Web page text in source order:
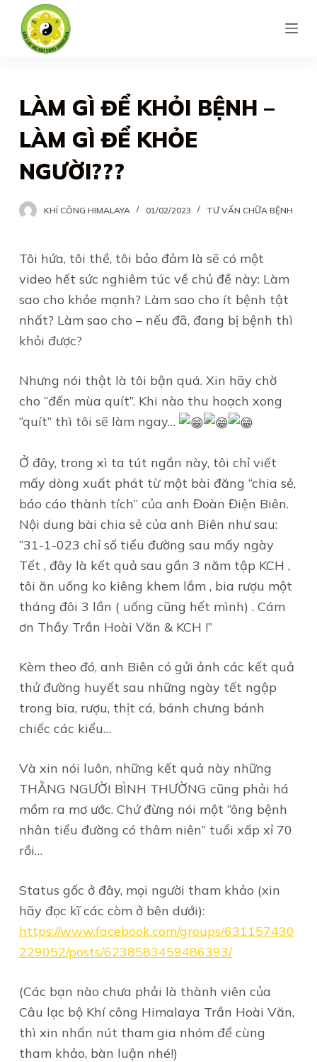
o
o
n
LÀM GÌ ĐỂ KHỎI BỆNH –
LÀM GÌ ĐỂ KHỎE
NGƯỜI???
KHÍ CÔNG HIMALAYA 01/02/2023 TƯ VẤN CHỮA BỆNH
Tôi hứa, tôi thề, tôi bảo đảm là sẽ có một
video hết sức nghiêm túc về chủ đề này: Làm
sao cho khỏe mạnh? Làm sao cho ít bệnh tật
nhất? Làm sao cho – nếu đã, đang bị bệnh thì
khỏi được?
Nhưng nói thật là tôi bận quá. Xin hãy chờ
cho “đến mùa quít”. Khi nào thu hoạch xong
“quít” thì tôi sẽ làm ngay…
Ở đây, trong xì ta tút ngắn này, tôi chỉ viết
mấy dòng xuất phát từ một bài đăng “chia sẻ,
báo cáo thành tích” của anh Đoàn Điện Biên.
Nội dung bài chia sẻ của anh Biên như sau:
“31-1-023 chỉ số tiểu đường sau mấy ngày
Tết , đây là kết quả sau gần 3 năm tập KCH ,
tôi ăn uống ko kiêng khem lắm , bia rượu một
tháng đôi 3 lần ( uống cũng hết mình) . Cám
ơn Thầy Trần Hoài Văn & KCH !”
Kèm theo đó, anh Biên có gửi ảnh các kết quả
thử đường huyết sau những ngày tết ngập
trong bia, rượu, thịt cá, bánh chưng bánh
chiếc các kiểu…
Và xin nói luôn, những kết quả này những
THẰNG NGƯỜI BÌNH THƯỜNG cũng phải há
mồm ra mơ ước. Chứ đừng nói một “ông bệnh
nhân tiểu đường có thâm niên” tuổi xấp xỉ 70
rồi…
Status gốc ở đây, mọi người tham khảo (xin
hãy đọc kĩ các còm ở bên dưới):
https://www.facebook.com/groups/631157430
229052/posts/6238583459486393/
(Các bạn nào chưa phải là thành viên của
Câu lạc bộ Khí công Himalaya Trần Hoài Văn,
thì xin nhấn nút tham gia nhóm để cùng
tham khảo, bàn luận nhé!)